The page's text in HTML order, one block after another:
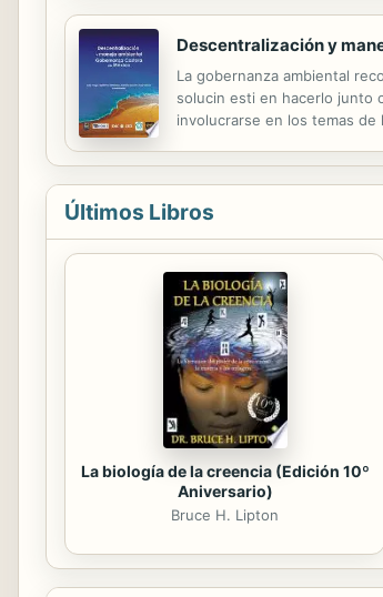
Descentralización y
La gobernanza ambiental
solucin esti en hacerlo junto
involucrarse en los temas
Últimos Libros
La biología de la creencia (Edición 10º
Aniversario)
Bruce H. Lipton